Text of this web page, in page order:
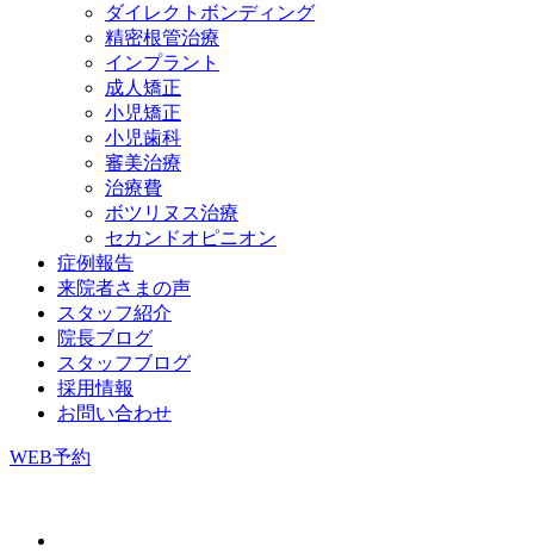
ダイレクトボンディング
精密根管治療
インプラント
成人矯正
小児矯正
小児歯科
審美治療
治療費
ボツリヌス治療
セカンドオピニオン
症例報告
来院者さまの声
スタッフ紹介
院長ブログ
スタッフブログ
採用情報
お問い合わせ
WEB予約